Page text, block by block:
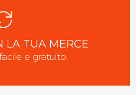
LA TUA MERCE
e gratuito.